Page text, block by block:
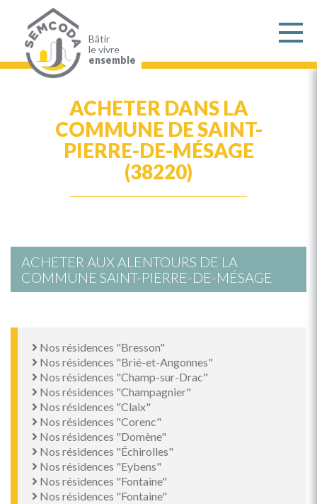
contenu
principal
Bâtir
le vivre
ensemble
ACHETER DANS LA
COMMUNE DE SAINT-
PIERRE-DE-MÉSAGE
(38220)
ACHETER AUX ALENTOURS DE LA
COMMUNE SAINT-PIERRE-DE-MÉSAGE
Nos résidences "Bresson"
Nos résidences "Brié-et-Angonnes"
Nos résidences "Champ-sur-Drac"
Nos résidences "Champagnier"
Nos résidences "Claix"
Nos résidences "Corenc"
Nos résidences "Domène"
Nos résidences "Échirolles"
Nos résidences "Eybens"
Nos résidences "Fontaine"
Nos résidences "Fontaine"